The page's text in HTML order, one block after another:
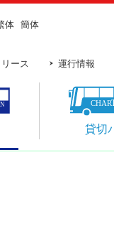
体 簡体
ース 運行情報
貸切